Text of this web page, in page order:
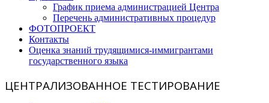
График приема администрацией Центра
Перечень административных процедур
ФОТОПРОЕКТ
Контакты
Оценка знаний трудящимися-иммигрантами
государственного языка
ЦЕНТРАЛИЗОВАННОЕ ТЕСТИРОВАНИЕ